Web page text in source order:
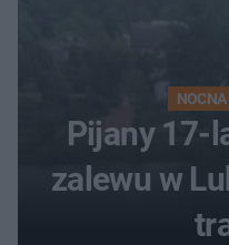
Pijany 17-
zalewu w